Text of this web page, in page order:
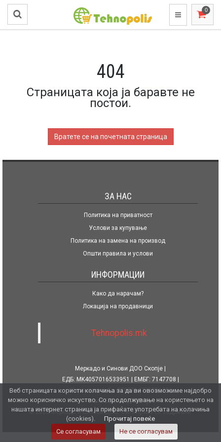
404
Страницата која ја баравте не
постои.
Вратете се на почетната страница
ЗА НАС
Политика на приватност
Услови за купување
Политика на замена на производ
Општи правила и услови
ИНФОРМАЦИИ
Како да нарачам?
Локација на продавници
Tehnopolis.mk
Меркадо и Синови ДОО Скопје
ЕДБ: MK4057016533951
ЕМБГ: 7147708
Жиро сметка бр. 270071477080139
Халк Банка АД Скопје
© 2026 Меркадо и Синови ДОО. Сите права се задржани.
Веб страницата користи колачиња за да ви овозможиме најдобро
можно корисничко искуство. Со продолжување на користењето на
нашата интернет страница ја прифаќате употребата на колачиња
(cookies).
Прочитај повеќе
Се согласувам
Не се согласувам